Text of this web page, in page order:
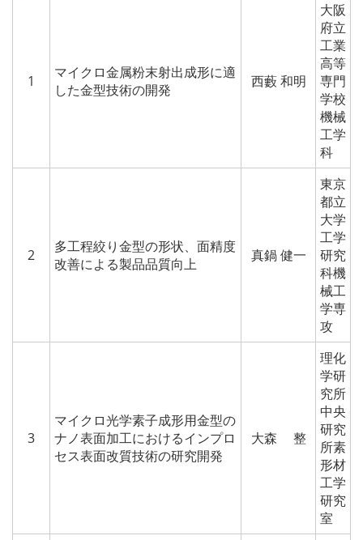
1
マイクロ金属粉末射出成形に適
した金型技術の開発
西藪 和明
大阪
府立
工業
高等
専門
学校
機械
工学
科
2
多工程絞り金型の形状、面精度
改善による製品品質向上
真鍋 健一
東京
都立
大学
工学
研究
科機
械工
学専
攻
3
マイクロ光学素子成形用金型の
ナノ表面加工におけるインプロ
セス表面改質技術の研究開発
大森 整
理化
学研
究所
中央
研究
所素
形材
工学
研究
室